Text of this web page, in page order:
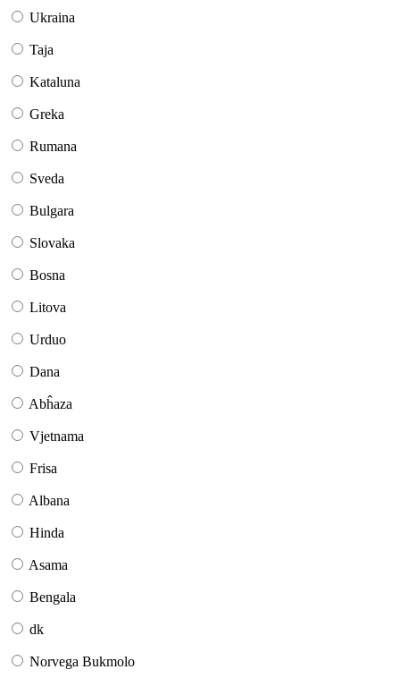
Ukraina
Taja
Kataluna
Greka
Rumana
Sveda
Bulgara
Slovaka
Bosna
Litova
Urduo
Dana
Abĥaza
Vjetnama
Frisa
Albana
Hinda
Asama
Bengala
dk
Norvega Bukmolo